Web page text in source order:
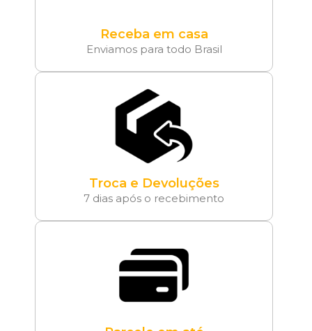
Receba em casa
Enviamos para todo Brasil
Troca e Devoluções
7 dias após o recebimento